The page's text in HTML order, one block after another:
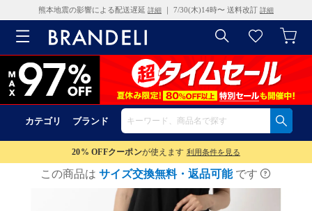
熊本地震の影響による配送遅延 詳細 ｜ 7/30(木)14時〜 送料改訂 詳細
カテゴリ ブランド
20% OFFクーポンが使えます 利用条件を見る
この商品は サイズ交換無料・返品可能 です